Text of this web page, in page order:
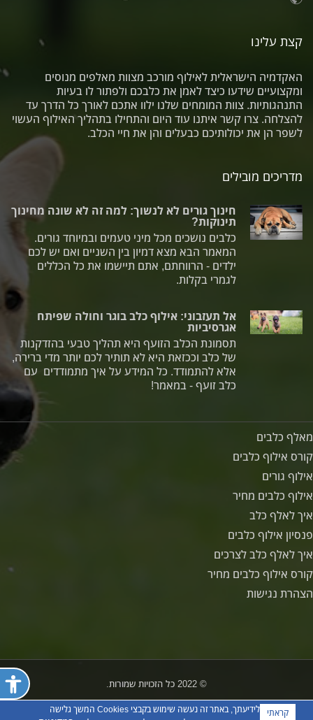
מדריכים מובילים
חינוך גורים לא לנשוך: למה זה לא שונה מחינוך
תינוקות?
כלבים נושכים מכל מיני טעמים ובמיוחד גורים.
המאמר הבא מצא דמיון בין השניים ואם יש לכם
ילדים - הרווחתם, אתם תיישמו את כל הכללים
לגמרי בקלות.
אל תעזבוני: אילוף כלב בוגר וחולה שפיתח
אגרסיביות
תסמונת הכלב הזועף היא תהליך טבעי בהזדקנות
של כלב וככזאת היא לא תותיר לכם יותר מדי ברירה,
אלא להתמודד. כל המידע על איך מתמודדים עם
כלב זועף - במאמר!
קצת עלינו
האקדמיה הישראלית לאילוף מורכב מצוות מאלפים מנוסים
ומקצועיים שידעו כיצד לאמן את כלבכם ולפתור לו בעיות
התנהגותיות. צוות המומחים שלנו ילוו אתכם לאורך כל הדרך עד
להצלחה. צרו קשר איתנו עוד היום והתחילו בתהליך האילוף העשוי
לשפר הן את יכולותיכם כבעלים והן את חיי הכלב.
מאלף כלבים
קורס אילוף כלבים
אילוף גורים
אילוף כלבים מחיר
איך לאלף כלב
פנסיון אילוף כלבים
איך לאלף כלב לצרכים
קורס אילוף כלבים מחיר
הצהרת נגישות
© 2022 כל הזכויות שמורות.
קראתי
לידיעתך, באתר זה נעשה שימוש בקבצי Cookies המשך גלישה
פתח